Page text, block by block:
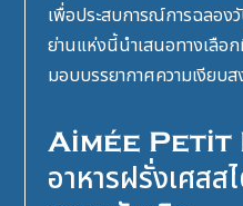
เพื่อประสบการณ์การฉลอง
ย่านแห่งนี้นำเสนอทางเลือ
มอบบรรยากาศความเงียบ
Aimée Petit
อาหารฝรั่งเศสส